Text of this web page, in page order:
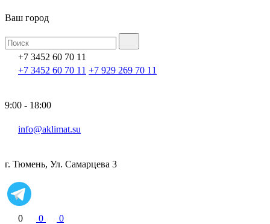
Ваш город
+7 3452 60 70 11
+7 3452 60 70 11 +7 929 269 70 11
9:00 - 18:00
info@aklimat.su
г. Тюмень, Ул. Самарцева 3
0 0
0